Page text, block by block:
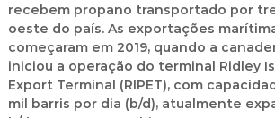
recebem propano transportado por
oeste do país. As exportações
começaram em 2019, quando a
iniciou a operação do terminal Ridley
Export Terminal (RIPET), com
mil barris por dia (b/d), atualmente